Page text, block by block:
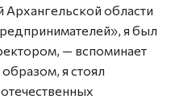
области
я был
— вспоминает
я стоял